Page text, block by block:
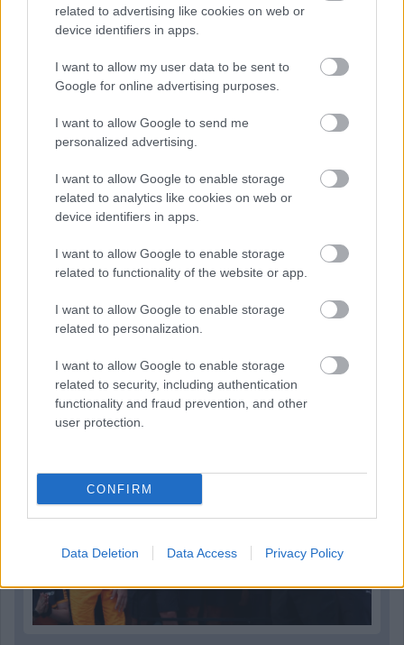
related to advertising like cookies on web or
device identifiers in apps.
I want to allow my user data to be sent to
Google for online advertising purposes.
I want to allow Google to send me
personalized advertising.
I want to allow Google to enable storage
related to analytics like cookies on web or
device identifiers in apps.
I want to allow Google to enable storage
related to functionality of the website or app.
I want to allow Google to enable storage
related to personalization.
I want to allow Google to enable storage
related to security, including authentication
functionality and fraud prevention, and other
user protection.
CONFIRM
Data Deletion Data Access Privacy Policy
Domenicali: Több sprint lesz az F1-ben – de nem
mindenhol
„Lando és Oscar kapcsolata csak még erősebbé vált a
tavalyi év után” – Stella